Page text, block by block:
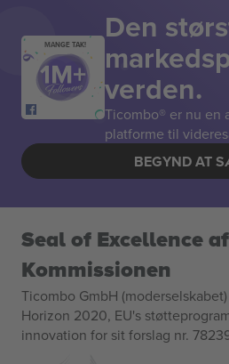
MANGE TAK! Den
verden.
Ticombo® er nu en
platforme til
BEGYND AT
Seal of Excellence
Kommissionen
Ticombo GmbH
Horizon 2020, EU's
innovation for sit forslag nr.